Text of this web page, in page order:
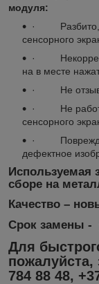
модуля:
· Разбито,
сенсорного
·
на в месте
· Не
· Не
сенсорного
·
дефектное
Используемая
сборе на
Качество –
Срок замены -
Для
пожалуйста,
784 88 48,